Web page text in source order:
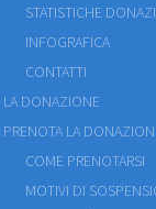
STATISTICHE
INFOGRAFICA
CONTATTI
LA DONAZIONE
PRENOTA LA
COME PRENOTARSI
MOTIVI DI